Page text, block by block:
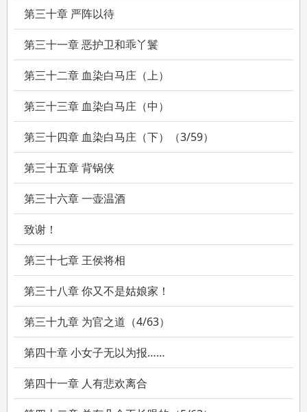
第三十章 严阵以待
第三十一章 恶护卫和乖丫鬟
第三十二章 血染白马庄（上）
第三十三章 血染白马庄（中）
第三十四章 血染白马庄（下）（3/59）
第三十五章 背锅侠
第三十六章 一壶温酒
致谢！
第三十七章 王侯将相
第三十八章 你又不是姑娘家！
第三十九章 为官之道（4/63）
第四十章 小女子无以为报……
第四十一章 人有悲欢离合